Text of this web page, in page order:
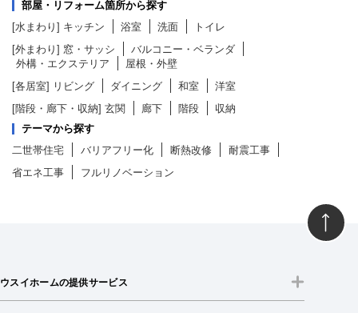
部屋・リフォーム箇所から探す
[水まわり] キッチン 浴室 洗面
トイレ
[外まわり] 窓・サッシ
バルコニー・ベランダ
外構・エクステリア
屋根・外壁
[各居室] リビング ダイニング 和室
洋室
[階段・廊下・収納] 玄関 廊下 階段
収納
テーマから探す
二世帯住宅
バリアフリー化 断熱改修
耐震工事
省エネ工事
フルリノベーション
ウスイホームの提供サービス